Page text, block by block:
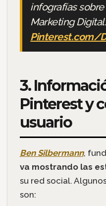
infografías
Marketing Digital:
Pinterest.com/
3.
Pinterest y
usuario
Ben Silbermann,
va mostrando las
su red social.
son: